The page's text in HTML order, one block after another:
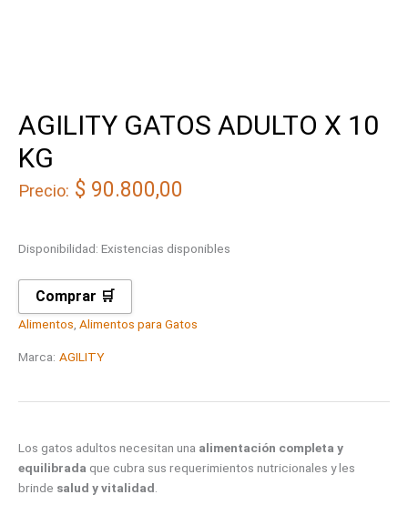
AGILITY GATOS ADULTO X 10
KG
Precio: $ 90.800,00
Disponibilidad: Existencias disponibles
Comprar 🛒
Alimentos, Alimentos para Gatos
Marca: AGILITY
Los gatos adultos necesitan una alimentación completa y
equilibrada que cubra sus requerimientos nutricionales y les
brinde salud y vitalidad